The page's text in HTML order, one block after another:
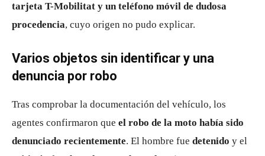
tarjeta T-Mobilitat y un teléfono móvil de dudosa
procedencia, cuyo origen no pudo explicar.
Varios objetos sin identificar y una
denuncia por robo
Tras comprobar la documentación del vehículo, los
agentes confirmaron que el robo de la moto había sido
denunciado recientemente. El hombre fue detenido y el